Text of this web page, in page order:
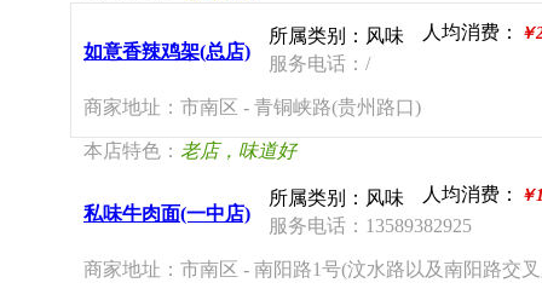
如意香辣鸡架(总店)
所属类别：风味 人均消费： ￥
服务电话：/
商家地址：市南区 - 青铜峡路(贵州路口)
本店特色： 老店，味道好
私味牛肉面(一中店)
所属类别：风味 人均消费： ￥
服务电话：13589382925
商家地址：市南区 - 南阳路1号(汶水路以及南阳路交